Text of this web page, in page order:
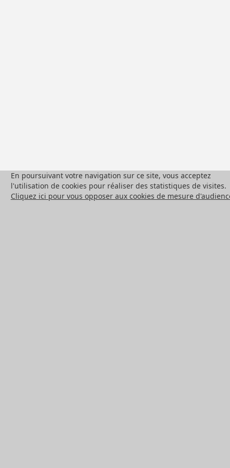
En poursuivant votre navigation sur ce site, vous acceptez
l'utilisation de cookies pour réaliser des statistiques de visites.
Cliquez ici pour vous opposer aux cookies de mesure